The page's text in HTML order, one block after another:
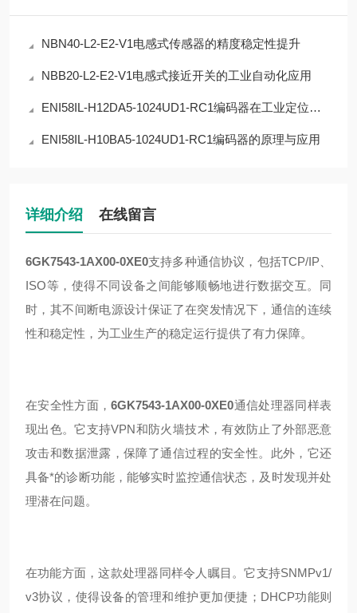
NBN40-L2-E2-V1电感式传感器的精度稳定性提升
NBB20-L2-E2-V1电感式接近开关的工业自动化应用
ENI58IL-H12DA5-1024UD1-RC1编码器在工业定位中的应用
ENI58IL-H10BA5-1024UD1-RC1编码器的原理与应用
详细介绍 在线留言
6GK7543-1AX00-0XE0支持多种通信协议，包括TCP/IP、
ISO等，使得不同设备之间能够顺畅地进行数据交互。同
时，其不间断电源设计保证了在突发情况下，通信的连续
性和稳定性，为工业生产的稳定运行提供了有力保障。
在安全性方面，6GK7543-1AX00-0XE0通信处理器同样表
现出色。它支持VPN和防火墙技术，有效防止了外部恶意
攻击和数据泄露，保障了通信过程的安全性。此外，它还
具备*的诊断功能，能够实时监控通信状态，及时发现并处
理潜在问题。
在功能方面，这款处理器同样令人瞩目。它支持SNMPv1/
v3协议，使得设备的管理和维护更加便捷；DHCP功能则